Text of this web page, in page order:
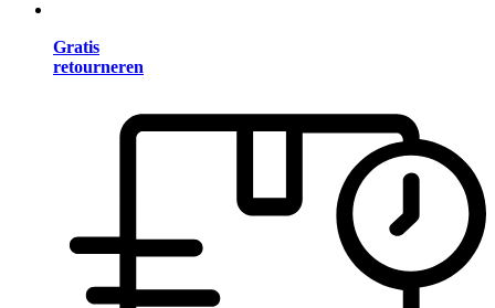
Gratis
retourneren